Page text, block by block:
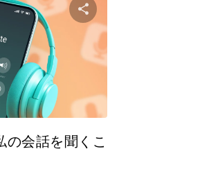
この記事を共有
ツイッター
の会話を聞くこ